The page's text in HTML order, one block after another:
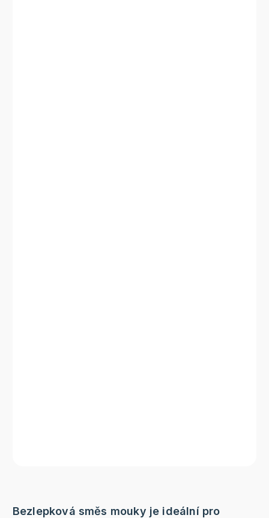
Bezlepková směs mouky je ideální pro